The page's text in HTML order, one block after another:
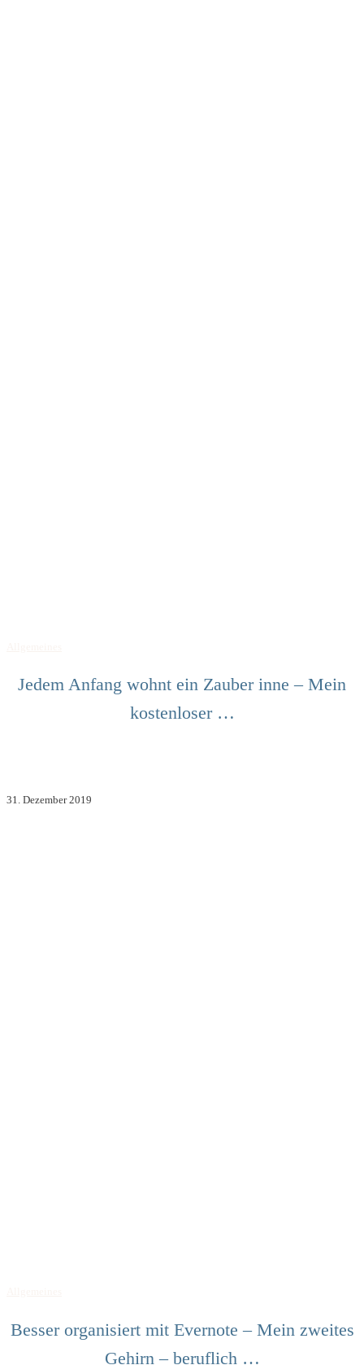
Jedem Anfang wohnt ein Zauber inne – Mein
kostenloser …
31. Dezember 2019
Besser organisiert mit Evernote – Mein zweites
Gehirn – beruflich …